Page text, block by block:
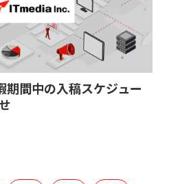
間中の入稿スケジュー